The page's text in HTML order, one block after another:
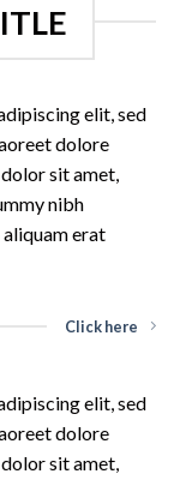
elit, sed
dolore
sit amet,
nibh
erat
Click here
elit, sed
dolore
sit amet,